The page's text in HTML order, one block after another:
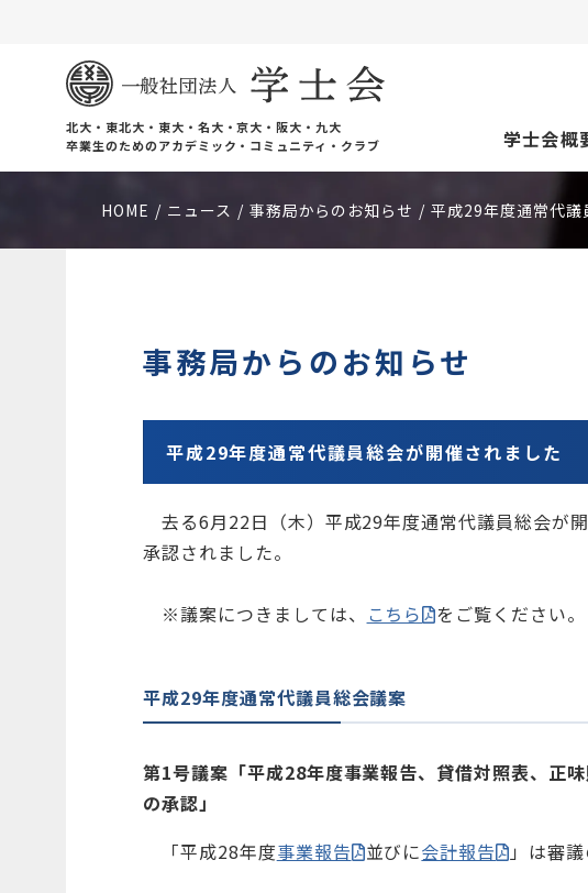
北大・東北大・東大・名大・京大・阪大・九大
卒業生のためのアカデミック・コミュニティ・クラブ
学士会概
HOME ニュース 事務局からのお知らせ 平成29年度通常代議
事務局からのお知らせ
平成29年度通常代議員総会が開催されました
去る6月22日（木）平成29年度通常代議員総会が
承認されました。
※議案につきましては、 こちら をご覧ください。
平成29年度通常代議員総会議案
第1号議案「平成28年度事業報告、貸借対照表、正
の承認」
「平成28年度事業報告 並びに会計報告 」は審